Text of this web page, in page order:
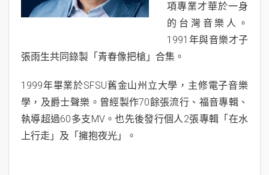
i
n
項專業才華於一身
的台灣音樂人。
1991年與音樂才子
張雨生共同錄製「青春像把槍」合集。
1999年畢業於SFSU舊金山州立大學，主修電子音樂
學，及爵士聲樂。曾經製作70餘張流行、福音專輯、
執導超過60多支MV。也先後發行個人2張專輯「在水
上行走」及「擁抱夜光」。